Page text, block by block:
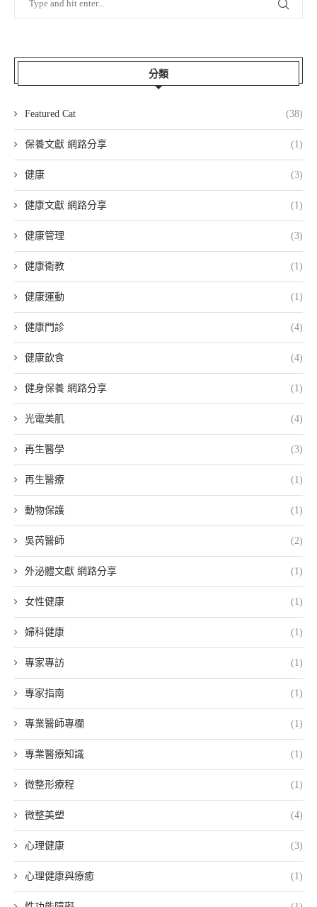
分類
Featured Cat (38)
保養文獻 網路分享 (1)
健康 (3)
健康文獻 網路分享 (1)
健康管理 (3)
健康衛教 (1)
健康運動 (1)
健康門診 (4)
健康飲食 (4)
健身保養 網路分享 (1)
光電美肌 (4)
再生醫學 (3)
再生醫療 (1)
動物保護 (1)
吳芮醫師 (2)
外泌體文獻 網路分享 (1)
女性健康 (1)
婦科健康 (1)
專家專訪 (1)
專家指南 (1)
專業醫師專欄 (1)
專業醫療知識 (1)
微整形療程 (1)
微整美塑 (4)
心理健康 (3)
心理健康與療癒 (1)